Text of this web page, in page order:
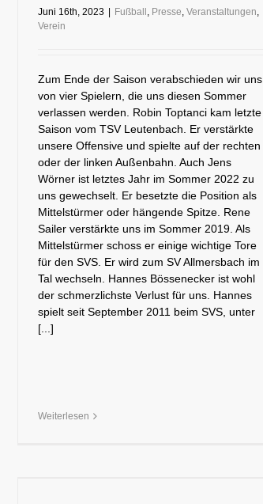
Juni 16th, 2023 Fußball , Presse, Veranstaltungen,
Verein
Zum Ende der Saison verabschieden wir uns
von vier Spielern, die uns diesen Sommer
verlassen werden. Robin Toptanci kam letzte
Saison vom TSV Leutenbach. Er verstärkte
unsere Offensive und spielte auf der rechten
oder der linken Außenbahn. Auch Jens
Wörner ist letztes Jahr im Sommer 2022 zu
uns gewechselt. Er besetzte die Position als
Mittelstürmer oder hängende Spitze. Rene
Sailer verstärkte uns im Sommer 2019. Als
Mittelstürmer schoss er einige wichtige Tore
für den SVS. Er wird zum SV Allmersbach im
Tal wechseln. Hannes Bössenecker ist wohl
der schmerzlichste Verlust für uns. Hannes
spielt seit September 2011 beim SVS, unter
[...]
Weiterlesen